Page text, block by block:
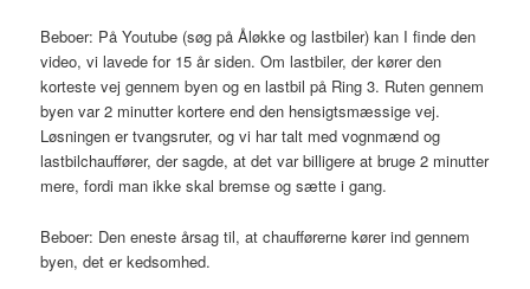
Beboer: På Youtube (søg på Åløkke og lastbiler) kan I finde den
video, vi lavede for 15 år siden. Om lastbiler, der kører den
korteste vej gennem byen og en lastbil på Ring 3. Ruten gennem
byen var 2 minutter kortere end den hensigtsmæssige vej.
Løsningen er tvangsruter, og vi har talt med vognmænd og
lastbilchauffører, der sagde, at det var billigere at bruge 2 minutter
mere, fordi man ikke skal bremse og sætte i gang.
Beboer: Den eneste årsag til, at chaufførerne kører ind gennem
byen, det er kedsomhed.